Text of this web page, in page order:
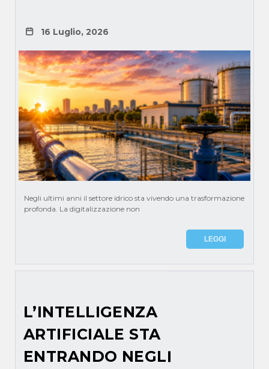
16 Luglio, 2026
Negli ultimi anni il settore idrico sta vivendo una trasformazione
profonda. La digitalizzazione non
LEGGI
L’INTELLIGENZA
ARTIFICIALE STA
ENTRANDO NEGLI